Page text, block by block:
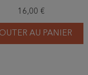
16,00 €
AU PANIER